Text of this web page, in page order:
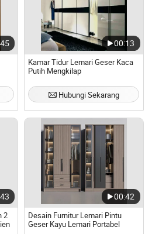
00:13
Kamar Tidur Lemari Geser Kaca
Putih Mengkilap
Hubungi Sekarang
2
00:42
Desain Furnitur Lemari Pintu
Geser Kayu Lemari Portabel